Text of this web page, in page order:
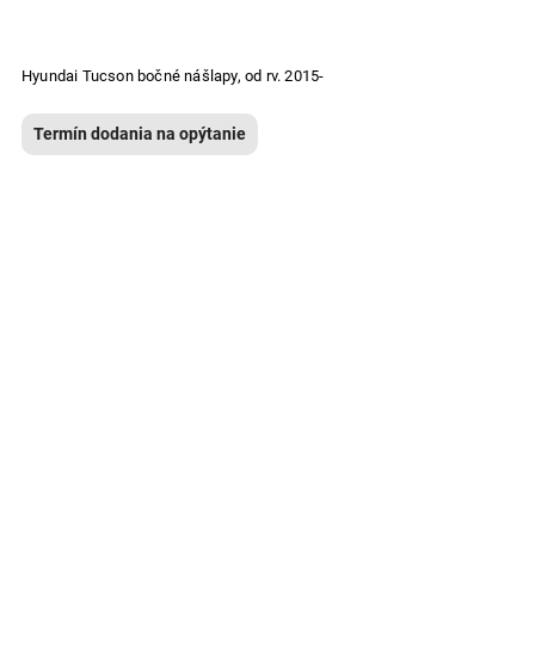
Hyundai Tucson bočné nášlapy, od rv. 2015-
Termín dodania na opýtanie